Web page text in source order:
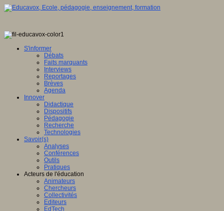
S'informer
Débats
Faits marquants
Interviews
Reportages
Brèves
Agenda
Innover
Didactique
Dispositifs
Pédagogie
Recherche
Technologies
Savoir(s)
Analyses
Conférences
Outils
Pratiques
Acteurs de l'éducation
Animateurs
Chercheurs
Collectivités
Editeurs
EdTech